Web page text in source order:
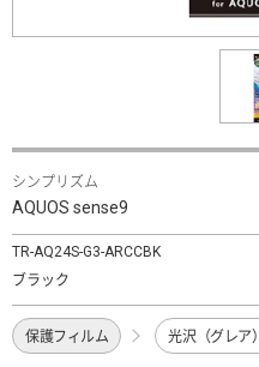
シンプリズム
AQUOS sense9
TR-AQ24S-G3-ARCCBK
ブラック
保護フィルム 光沢（グレア）